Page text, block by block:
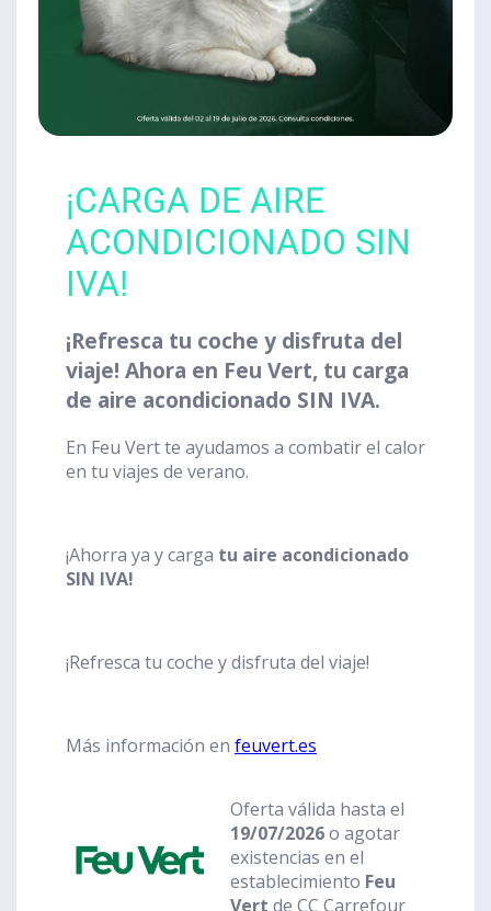
¡CARGA DE AIRE
ACONDICIONADO SIN
IVA!
¡Refresca tu coche y disfruta del
viaje! Ahora en Feu Vert, tu carga
de aire acondicionado SIN IVA.
En Feu Vert te ayudamos a combatir el calor
en tu viajes de verano.
¡Ahorra ya y carga tu aire acondicionado
SIN IVA!
¡Refresca tu coche y disfruta del viaje!
Más información en feuvert.es
Oferta válida hasta el
19/07/2026o agotar
existencias en el
establecimiento Feu
Vert de CC Carrefour